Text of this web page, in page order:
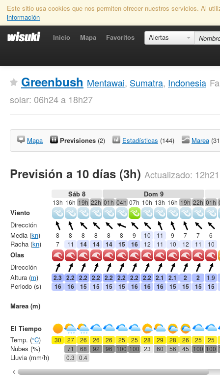
Este sitio usa cookies que nos permiten ofrecer nuestros servicios. Al
información
Inicio Mapa Favoritos Alertas
Greenbush Mentawai, Sumatra, Indonesia
solar: 06h24 a 18h27
Mapa Previsiones (2) Estadísticas (144) Marea
Previsión a 10 días (3h) Actualizado: 12h21
Sáb 8 Dom 9
13h 16h 19h 22h 01h 04h 07h 10h 13h 16h 19h 22h 01h
8 8 8 8 8 8 9 10 11 9 7 7
6
7
11 14 14 14 15 16 12 11 10 12 11 10
2.3 2.2 2.2 2.2 2.2 2.2 2.2 2.2 2.1 2.1 2 2 1.9
16 16 15 15 15 15 16 16 16 15 15 15 15
30 27 26 26 26 25 25 28 29 28 26 25
25
71
68 92 96 100 100 23 60 56 45 100 100
0.3 0.4
Viento
Dirección
Media (kn)
Racha (kn)
Olas
Dirección
Altura (m)
Periodo (s)
Marea (m)
El Tiempo
Temp. (°C)
Nubes (%)
Lluvia (mm/h)